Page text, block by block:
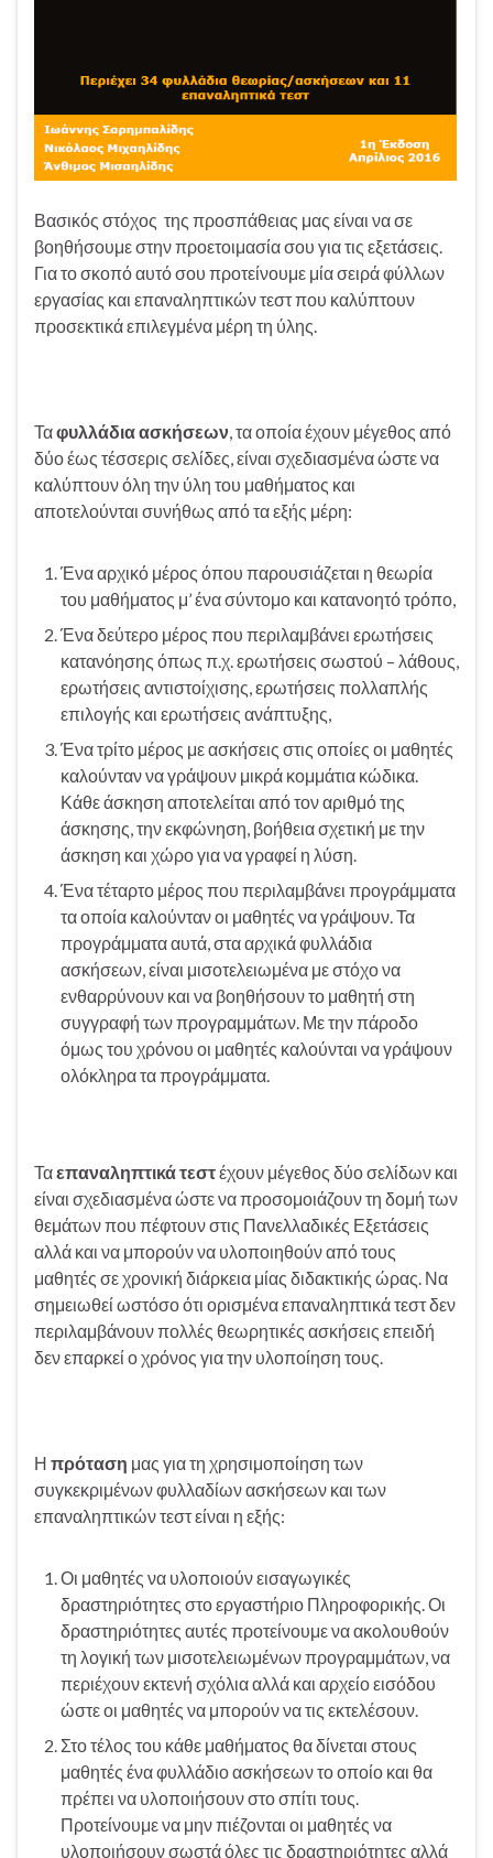
Βασικός στόχος της προσπάθειας μας είναι να σε
βοηθήσουμε στην προετοιμασία σου για τις εξετάσεις.
Για το σκοπό αυτό σου προτείνουμε μία σειρά φύλλων
εργασίας και επαναληπτικών τεστ που καλύπτουν
προσεκτικά επιλεγμένα μέρη τη ύλης.
Ταφυλλάδια ασκήσεων , τα οποία έχουν μέγεθος από
δύο έως τέσσερις σελίδες, είναι σχεδιασμένα ώστε να
καλύπτουν όλη την ύλη του μαθήματος και
αποτελούνται συνήθως από τα εξής μέρη:
Ένα αρχικό μέρος όπου παρουσιάζεται η θεωρία
του μαθήματος μ’ ένα σύντομο και κατανοητό τρόπο,
Ένα δεύτερο μέρος που περιλαμβάνει ερωτήσεις
κατανόησης όπως π.χ. ερωτήσεις σωστού – λάθους,
ερωτήσεις αντιστοίχισης, ερωτήσεις πολλαπλής
επιλογής και ερωτήσεις ανάπτυξης,
Ένα τρίτο μέρος με ασκήσεις στις οποίες οι μαθητές
καλούνταν να γράψουν μικρά κομμάτια κώδικα.
Κάθε άσκηση αποτελείται από τον αριθμό της
άσκησης, την εκφώνηση, βοήθεια σχετική με την
άσκηση και χώρο για να γραφεί η λύση.
Ένα τέταρτο μέρος που περιλαμβάνει προγράμματα
τα οποία καλούνταν οι μαθητές να γράψουν. Τα
προγράμματα αυτά, στα αρχικά φυλλάδια
ασκήσεων, είναι μισοτελειωμένα με στόχο να
ενθαρρύνουν και να βοηθήσουν το μαθητή στη
συγγραφή των προγραμμάτων. Με την πάροδο
όμως του χρόνου οι μαθητές καλούνται να γράψουν
ολόκληρα τα προγράμματα.
Ταεπαναληπτικά τεστέχουν μέγεθος δύο σελίδων και
είναι σχεδιασμένα ώστε να προσομοιάζουν τη δομή των
θεμάτων που πέφτουν στις Πανελλαδικές Εξετάσεις
αλλά και να μπορούν να υλοποιηθούν από τους
μαθητές σε χρονική διάρκεια μίας διδακτικής ώρας. Να
σημειωθεί ωστόσο ότι ορισμένα επαναληπτικά τεστ δεν
περιλαμβάνουν πολλές θεωρητικές ασκήσεις επειδή
δεν επαρκεί ο χρόνος για την υλοποίηση τους.
Η πρόταση μας για τη χρησιμοποίηση των
συγκεκριμένων φυλλαδίων ασκήσεων και των
επαναληπτικών τεστ είναι η εξής:
Οι μαθητές να υλοποιούν εισαγωγικές
δραστηριότητες στο εργαστήριο Πληροφορικής. Οι
δραστηριότητες αυτές προτείνουμε να ακολουθούν
τη λογική των μισοτελειωμένων προγραμμάτων, να
περιέχουν εκτενή σχόλια αλλά και αρχείο εισόδου
ώστε οι μαθητές να μπορούν να τις εκτελέσουν.
Στο τέλος του κάθε μαθήματος θα δίνεται στους
μαθητές ένα φυλλάδιο ασκήσεων το οποίο και θα
πρέπει να υλοποιήσουν στο σπίτι τους.
Προτείνουμε να μην πιέζονται οι μαθητές να
υλοποιήσουν σωστά όλες τις δραστηριότητες αλλά